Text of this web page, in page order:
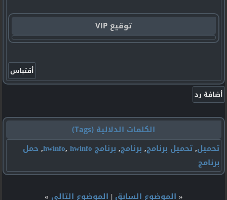
توقيع VIP
الكلمات الدلالية (Tags)
تحميل,تحميل برنامج, برنامج, برنامج hwinfo , hwinfo
,حمل
برنامج
« الموضوع السابق | الموضوع التالي »